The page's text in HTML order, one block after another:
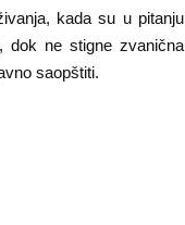
kada su u pitanju
dok ne stigne zvanična
saopštiti.